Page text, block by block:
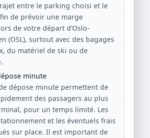
entre le parking choisi et le
de prévoir une marge
de votre départ d’Oslo-
(OSL), surtout avec des bagages
du matériel de ski ou de
minute
dépose minute permettent de
des passagers au plus
pour un temps limité. Les
et les éventuels frais
sur place. Il est important de